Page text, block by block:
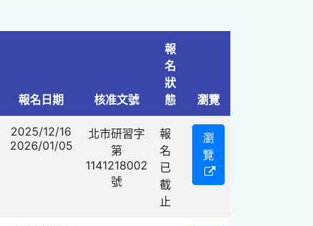
報名日期 核准文號
報
名
狀
態
瀏覽
2025/12/16
2026/01/05
北市研習字
第
1141218002
號
報
名
已
截
止
瀏
覽